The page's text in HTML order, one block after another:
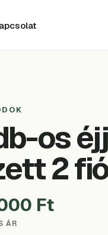
os
2
Ft
ÁR